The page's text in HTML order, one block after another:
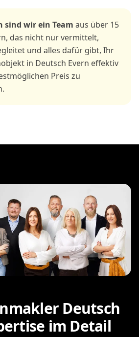
sind wir ein Team aus über 15
das nicht nur vermittelt,
und alles dafür gibt, Ihr
in Deutsch Evern effektiv
Preis zu
Deutsch
im Detail